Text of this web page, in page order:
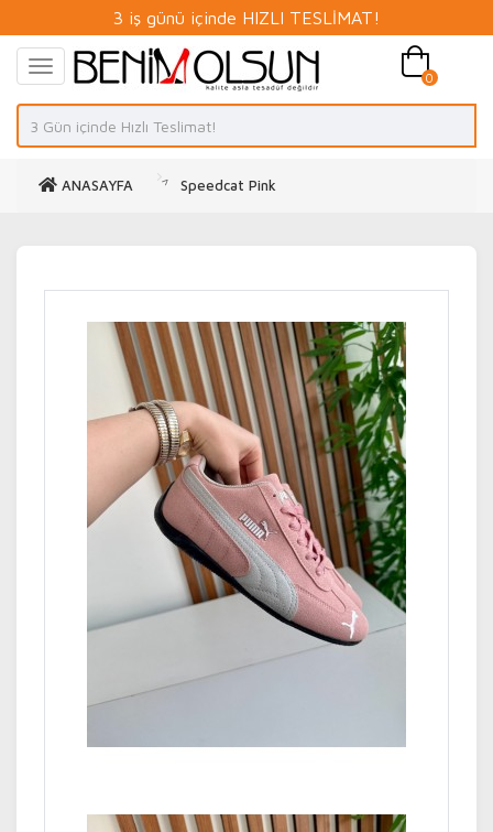
3 iş günü içinde HIZLI TESLİMAT!
0
ANASAYFA Speedcat Pink